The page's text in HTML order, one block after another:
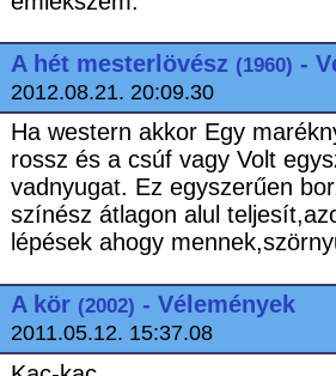
A hét mesterlövész (1960) -
2012.08.21. 20:09.30
Ha western akkor Egy
rossz és a csúf vagy Volt
vadnyugat. Ez egyszerűen
színész átlagon alul
lépések ahogy
A kör (2002) - Vélemények
2011.05.12. 15:37.08